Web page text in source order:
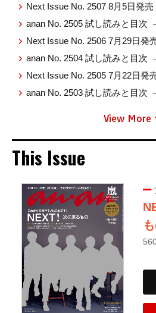
Next Issue No. 2507 8月5日発売
anan No. 2505 試し読みと目次
Next Issue No. 2506 7月29日発
anan No. 2504 試し読みと目次
Next Issue No. 2505 7月22日発
anan No. 2503 試し読みと目次
View More
This Issue